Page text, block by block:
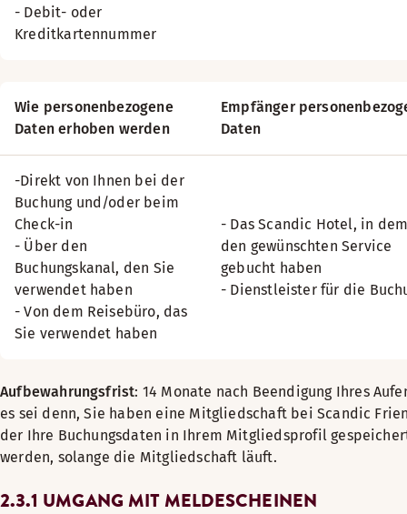
- Debit- oder
Kreditkartennummer
Wie personenbezogene
Daten erhoben werden
Empfänger
Daten
-Direkt von Ihnen bei der
Buchung und/oder beim
Check-in
- Über den
Buchungskanal, den Sie
verwendet haben
- Von dem Reisebüro, das
Sie verwendet haben
- Das Scandic Hotel, in
den gewünschten Service
gebucht haben
- Dienstleister für die
Aufbewahrungsfrist: 14 Monate nach Beendigung Ihres
es sei denn, Sie haben eine Mitgliedschaft bei Scandic
der Ihre Buchungsdaten in Ihrem Mitgliedsprofil
werden, solange die Mitgliedschaft läuft.
2.3.1 UMGANG MIT MELDESCHEINEN